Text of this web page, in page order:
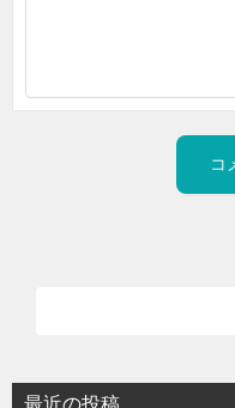
最近の投稿